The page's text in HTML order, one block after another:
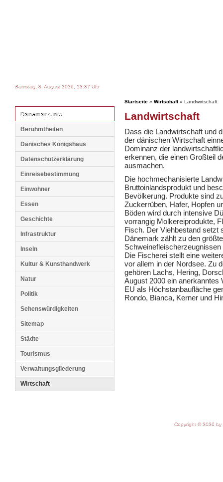
Samstag, 8. August 2026, 13:37 Uhr
Dänemark.info
Berühmtheiten
Dänisches Königshaus
Datenschutzerklärung
Einreisebestimmung
Einwohner
Essen
Geschichte
Infrastruktur
Inseln
Kultur & Kunsthandwerk
Natur
Politik
Sehenswürdigkeiten
Sitemap
Städte
Tourismus
Verwaltungsgliederung
Wirtschaft
Startseite » Wirtschaft» Landwirtschaft
Landwirtschaft
Dass die Landwirtschaft und
der dänischen Wirtschaft
Dominanz der
erkennen, die einen Großteil
ausmachen.
Die hochmechanisierte
Bruttoinlandsprodukt und
Bevölkerung. Produkte sind
Zuckerrüben, Hafer, Hopfen
Böden wird durch intensive
vorrangig Molkereiprodukte,
Fisch. Der Viehbestand setzt
Dänemark zählt zu den
Die Fischerei stellt eine
vor allem in der Nordsee. Zu
gehören Lachs, Hering,
August 2000 ein anerkanntes
EU als Höchstanbaufläche
Rondo, Bianca, Kerner und
Copyright © 2026 by